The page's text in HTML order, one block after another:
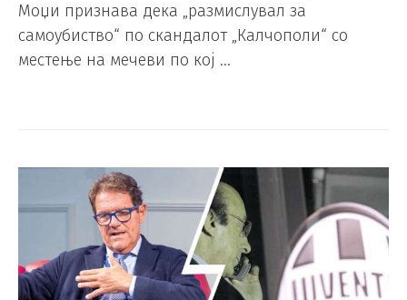
Моџи признава дека „размислувал за
самоубиство“ по скандалот „Калчополи“ со
местење на мечеви по кој …